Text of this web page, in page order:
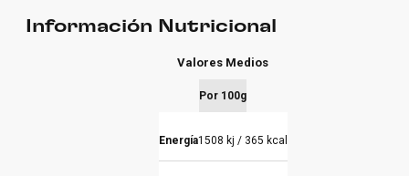
Información Nutricional
Valores Medios
Por 100g
Energía1508 kj / 365 kcal